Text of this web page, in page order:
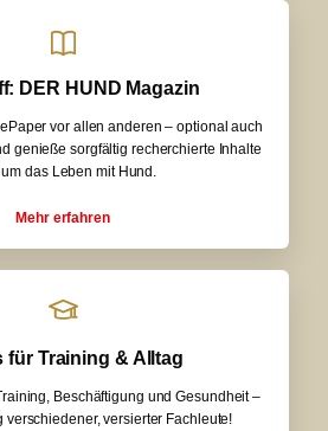
DER HUND Magazin
vor allen anderen – optional auch
genieße sorgfältig recherchierte Inhalte
das Leben mit Hund.
Mehr erfahren
für Training & Alltag
Beschäftigung und Gesundheit –
verschiedener, versierter Fachleute!